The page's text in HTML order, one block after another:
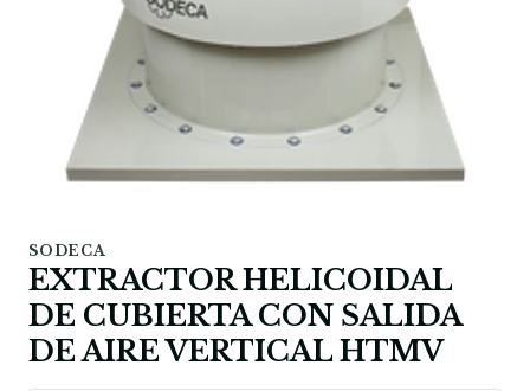
SODECA
EXTRACTOR HELICOIDAL
DE CUBIERTA CON SALIDA
DE AIRE VERTICAL HTMV